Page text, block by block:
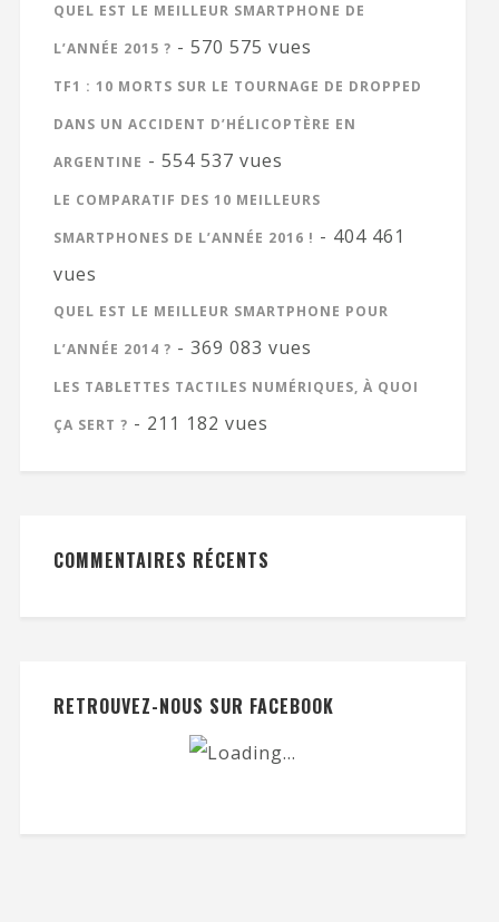
QUEL EST LE MEILLEUR SMARTPHONE DE
L’ANNÉE 2015 ? - 570 575 vues
TF1 : 10 MORTS SUR LE TOURNAGE DE DROPPED
DANS UN ACCIDENT D’HÉLICOPTÈRE EN
ARGENTINE - 554 537 vues
LE COMPARATIF DES 10 MEILLEURS
SMARTPHONES DE L’ANNÉE 2016 ! - 404 461
vues
QUEL EST LE MEILLEUR SMARTPHONE POUR
L’ANNÉE 2014 ? - 369 083 vues
LES TABLETTES TACTILES NUMÉRIQUES, À QUOI
ÇA SERT ? - 211 182 vues
COMMENTAIRES RÉCENTS
RETROUVEZ-NOUS SUR FACEBOOK